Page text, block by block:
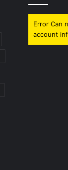
Error Can
account